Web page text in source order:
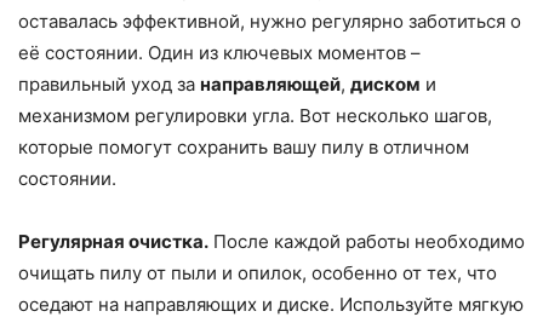
оставалась эффективной, нужно регулярно заботиться о
её состоянии. Один из ключевых моментов –
правильный уход за направляющей, диском и
механизмом регулировки угла. Вот несколько шагов,
которые помогут сохранить вашу пилу в отличном
состоянии.
Регулярная очистка. После каждой работы необходимо
очищать пилу от пыли и опилок, особенно от тех, что
оседают на направляющих и диске. Используйте мягкую